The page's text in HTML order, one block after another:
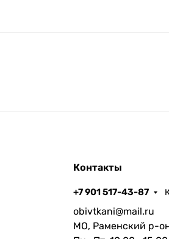
Контакты
+7 901 517-43-87
obivtkani@mail.ru
МО, Раменский р-